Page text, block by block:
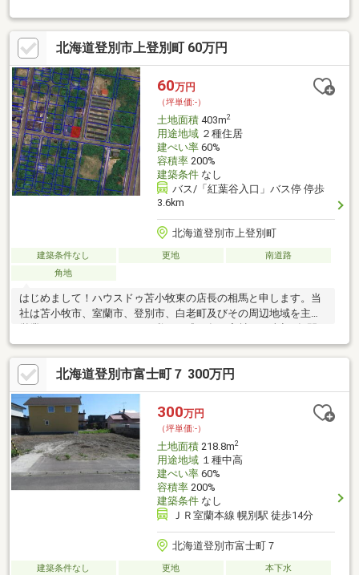
ープさっぽろやコンビニなどの生活に必要な施設も充実！ バス
停も徒歩2分です。 ◆住宅用地としてはもちろん、駐車場やガ
レージの設置など様々な用途でも使用できます。 ◆建築条件な
し。お好きなハウスメーカーにて建築可能です。
北海道登別市上登別町 60万円
60万円
（坪単価:-）
土地面積403m2
用途地域２種住居
建ぺい率60%
容積率200%
建築条件なし
バス/「紅葉谷入口」バス停 停歩
3.6km
北海道登別市上登別町
建築条件なし 更地
南道路
角地
はじめまして！ハウスドゥ苫小牧東の店長の相馬と申します。当
社は苫小牧市、室蘭市、登別市、白老町及びその周辺地域を主な
は賃貸営業でしたが、それ以降は現在まで不動産売買の営業を担
当させていただいております。たくさんのお客様との出会いによ
って仕事での成長、そして、人として成長ができたと思います。
これからも感謝の気持ちを忘れずお客様のご対応をさせていただ
きます！お問い合わせをお待ちしてます！
北海道登別市富士町７ 300万円
300万円
（坪単価:-）
土地面積218.8m2
用途地域１種中高
建ぺい率60%
容積率200%
建築条件なし
ＪＲ室蘭本線 幌別駅 徒歩14分
北海道登別市富士町７
建築条件なし 更地
本下水